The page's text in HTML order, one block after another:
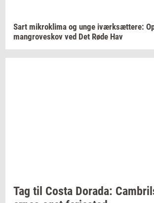
Sart mi­krokli­ma og unge iværk­sæt­te­re:
man­grove­skov ved Det Røde Hav
Tag til Costa Dora­da: